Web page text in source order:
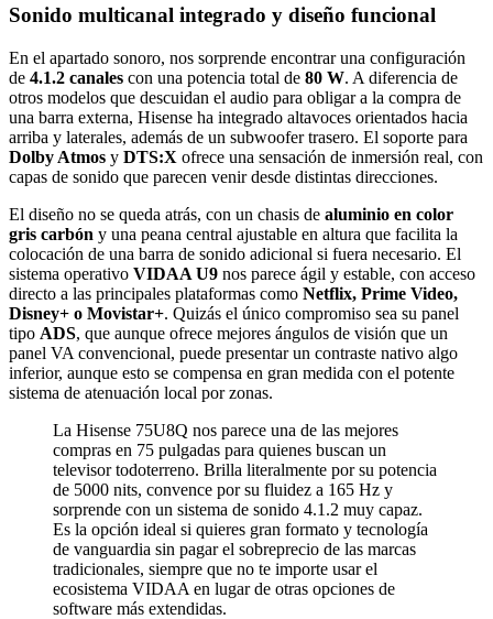
Sonido multicanal integrado y diseño funcional
En el apartado sonoro, nos sorprende encontrar una configuración
de 4.1.2 canales con una potencia total de 80 W. A diferencia de
otros modelos que descuidan el audio para obligar a la compra de
una barra externa, Hisense ha integrado altavoces orientados hacia
arriba y laterales, además de un subwoofer trasero. El soporte para
Dolby Atmos y DTS:X ofrece una sensación de inmersión real, con
capas de sonido que parecen venir desde distintas direcciones.
El diseño no se queda atrás, con un chasis de aluminio en color
gris carbón y una peana central ajustable en altura que facilita la
colocación de una barra de sonido adicional si fuera necesario. El
sistema operativo VIDAA U9 nos parece ágil y estable, con acceso
directo a las principales plataformas como Netflix, Prime Video,
Disney+ o Movistar+. Quizás el único compromiso sea su panel
tipo ADS, que aunque ofrece mejores ángulos de visión que un
panel VA convencional, puede presentar un contraste nativo algo
inferior, aunque esto se compensa en gran medida con el potente
sistema de atenuación local por zonas.
La Hisense 75U8Q nos parece una de las mejores
compras en 75 pulgadas para quienes buscan un
televisor todoterreno. Brilla literalmente por su potencia
de 5000 nits, convence por su fluidez a 165 Hz y
sorprende con un sistema de sonido 4.1.2 muy capaz.
Es la opción ideal si quieres gran formato y tecnología
de vanguardia sin pagar el sobreprecio de las marcas
tradicionales, siempre que no te importe usar el
ecosistema VIDAA en lugar de otras opciones de
software más extendidas.